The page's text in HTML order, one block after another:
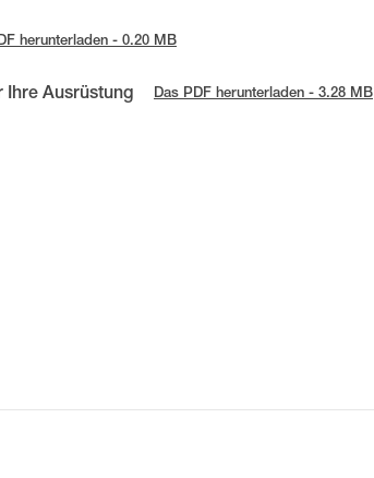
herunterladen - 0.20 MB
Ihre Ausrüstung Das PDF herunterladen - 3.28 MB